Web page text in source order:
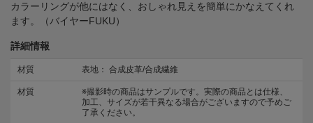
カラーリングが他にはなく、おしゃれ見えを簡単にかなえてくれ
ます。（バイヤーFUKU）
詳細情報
材質 表地： 合成皮革/合成繊維
材質
※撮影時の商品はサンプルです。実際の商品とは仕様、
加工、サイズが若干異なる場合がございますので予めご
了承ください。